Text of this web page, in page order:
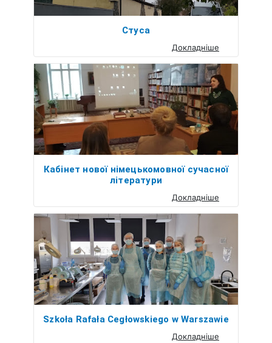
Стуса
Докладніше
Кабінет нової німецькомовної сучасної
літератури
Докладніше
Szkoła Rafała Cegłowskiego w Warszawie
Докладніше